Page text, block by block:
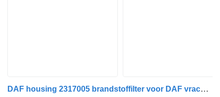
DAF housing 2317005 brandstoffilter voor DAF vrachtwagen